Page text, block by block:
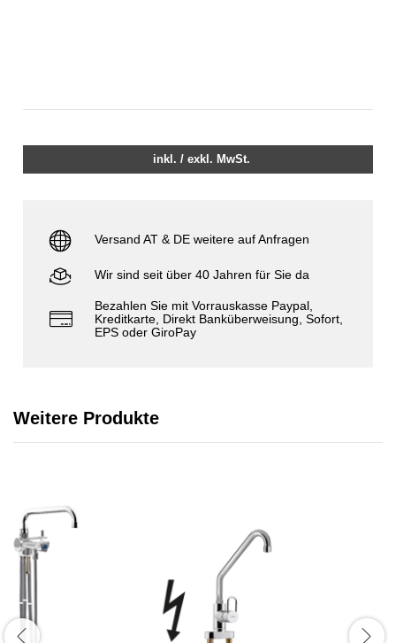
inkl. / exkl. MwSt.
Versand AT & DE weitere auf Anfragen
Wir sind seit über 40 Jahren für Sie da
Bezahlen Sie mit Vorrauskasse Paypal,
Kreditkarte, Direkt Banküberweisung, Sofort,
EPS oder GiroPay
Weitere Produkte